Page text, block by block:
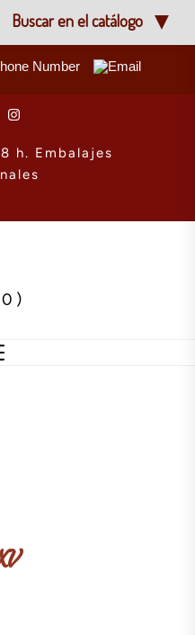
h. Embalajes
)
Buscar en el catálogo